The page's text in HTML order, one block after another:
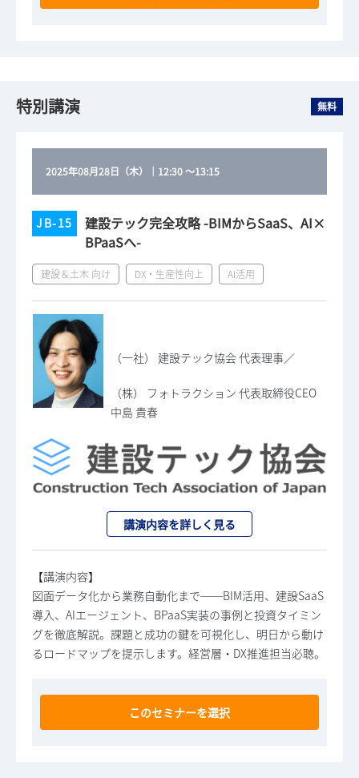
特別講演 無料
2025年08月28日（木） ｜ 12:30～13:15
JB-15
建設テック完全攻略 -BIMからSaaS、AI×
BPaaSへ-
建設＆土木 向け DX・生産性向上 AI活用
（一社） 建設テック協会 代表理事／
（株） フォトラクション 代表取締役CEO
中島 貴春
講演内容を詳しく見る
【講演内容】
図面データ化から業務自動化まで──BIM活用、建設SaaS
導入、AIエージェント、BPaaS実装の事例と投資タイミン
グを徹底解説。課題と成功の鍵を可視化し、明日から動け
るロードマップを提示します。経営層・DX推進担当必聴。
このセミナーを選択